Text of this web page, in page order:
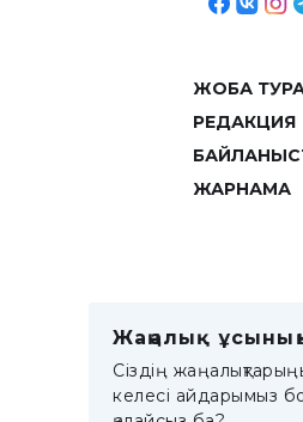
ЖОБА
РЕДАКЦИЯ
ЖАРНАМА
Жаңалық
Сіздің
келесі айдарымыз